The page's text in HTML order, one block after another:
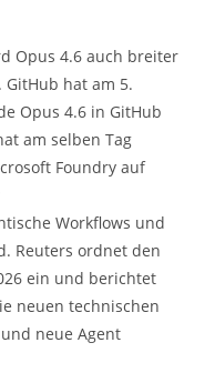
Opus 4.6 auch breiter
hat am 5.
Opus 4.6 in GitHub
am selben Tag
Foundry auf
Workflows und
Reuters ordnet den
ein und berichtet
neuen technischen
neue Agent